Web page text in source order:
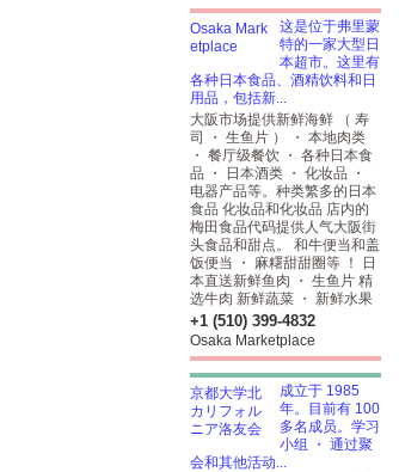
这是位于弗里蒙
特的一家大型日
本超市。这里有
各种日本食品、酒精饮料和日
用品，包括新...
大阪市场提供新鲜海鲜 （ 寿
司 ・ 生鱼片 ） ・ 本地肉类
・ 餐厅级餐饮 ・ 各种日本食
品 ・ 日本酒类 ・ 化妆品 ・
电器产品等。种类繁多的日本
食品 化妆品和化妆品 店内的
梅田食品代码提供人气大阪街
头食品和甜点。 和牛便当和盖
饭便当 ・ 麻糬甜甜圈等 ！ 日
本直送新鲜鱼肉 ・ 生鱼片 精
选牛肉 新鲜蔬菜 ・ 新鲜水果
+1 (510) 399-4832
Osaka Marketplace
成立于 1985
年。目前有 100
多名成员。学习
小组 ・ 通过聚
会和其他活动...